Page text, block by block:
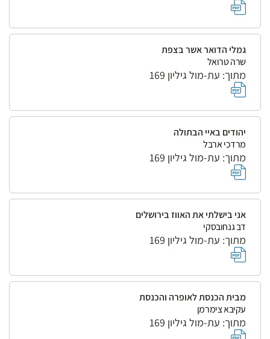
גמלי הדואר אשר בצפת
שרה טרואל
מתוך: עת-מול גיליון 169
יהודים באיי הבתולה
מרדכי ארבל
מתוך: עת-מול גיליון 169
אני בישלתי את האווז בירושלים
דב גנחובסקי
מתוך: עת-מול גיליון 169
מבית הכנסת לאופרה והכנסת
עקיבא צימרמן
מתוך: עת-מול גיליון 169